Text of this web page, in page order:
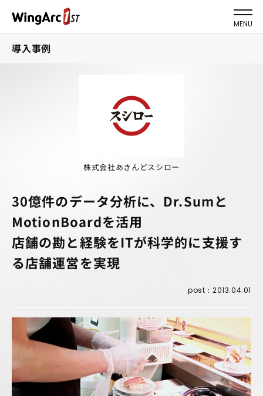
MENU
導入事例
株式会社あきんどスシロー
30億件のデータ分析に、Dr.Sumと
MotionBoardを活用
店舗の勘と経験をITが科学的に支援す
る店舗運営を実現
post：2013.04.01